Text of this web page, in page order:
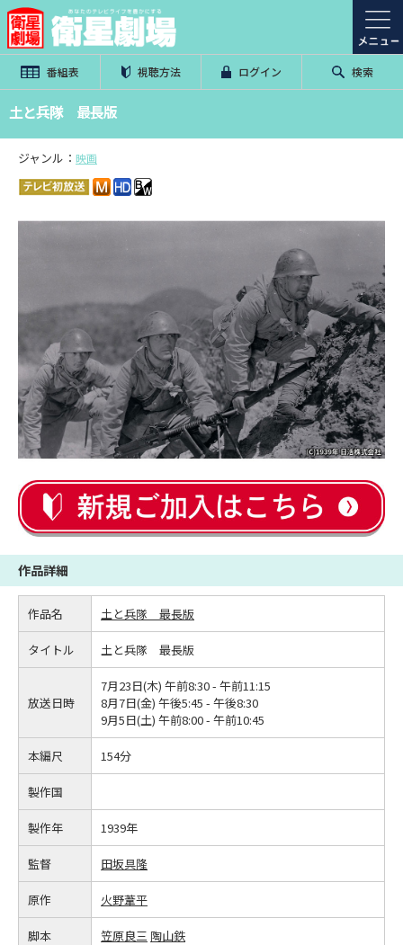
番組表 視聴方法 ログイン 検索
土と兵隊 最長版
ジャンル： 映画
作品詳細
作品名 土と兵隊 最長版
タイトル 土と兵隊 最長版
放送日時
7月23日(木) 午前8:30 - 午前11:15
8月7日(金) 午後5:45 - 午後8:30
9月5日(土) 午前8:00 - 午前10:45
本編尺 154分
製作国
製作年 1939年
監督 田坂具隆
原作 火野葦平
脚本 笠原良三 陶山鉄